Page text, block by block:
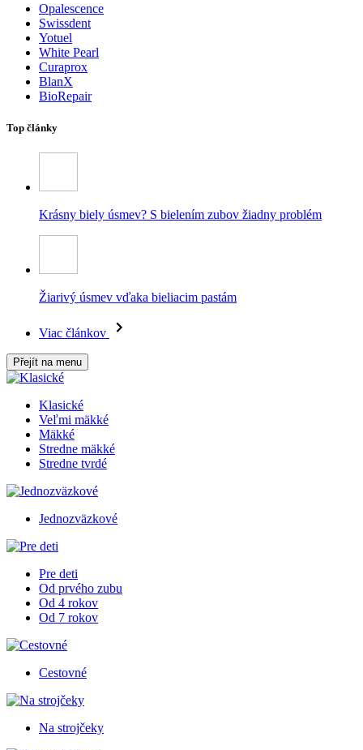
Opalescence
Swissdent
Yotuel
White Pearl
Curaprox
BlanX
BioRepair
Top články
Krásny biely úsmev? S bielením zubov žiadny problém
Žiarivý úsmev vďaka bieliacim pastám
Viac článkov
Přejít na menu
Klasické
Veľmi mäkké
Mäkké
Stredne mäkké
Stredne tvrdé
Jednozväzkové
Pre deti
Od prvého zubu
Od 4 rokov
Od 7 rokov
Cestovné
Na strojčeky